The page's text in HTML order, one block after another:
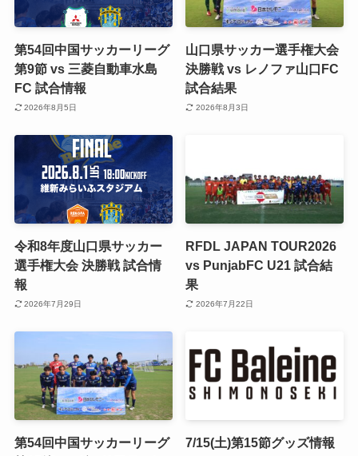
第54回中国サッカーリーグ
第9節 vs 三菱自動車水島
FC 試合情報
2026年8月5日
山口県サッカー選手権大会
決勝戦 vs レノファ山口FC
試合結果
2026年8月3日
令和8年度山口県サッカー
選手権大会 決勝戦 試合情
報
2026年7月29日
RFDL JAPAN TOUR2026
vs PunjabFC U21 試合結
果
2026年7月22日
第54回中国サッカーリーグ
7/15(土)第15節グッズ情報